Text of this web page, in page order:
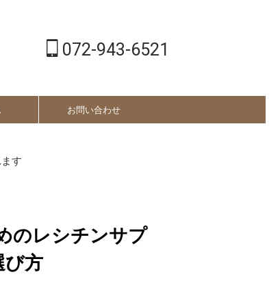
072-943-6521
お問い合わせ
す
のレシチンサプ
び方